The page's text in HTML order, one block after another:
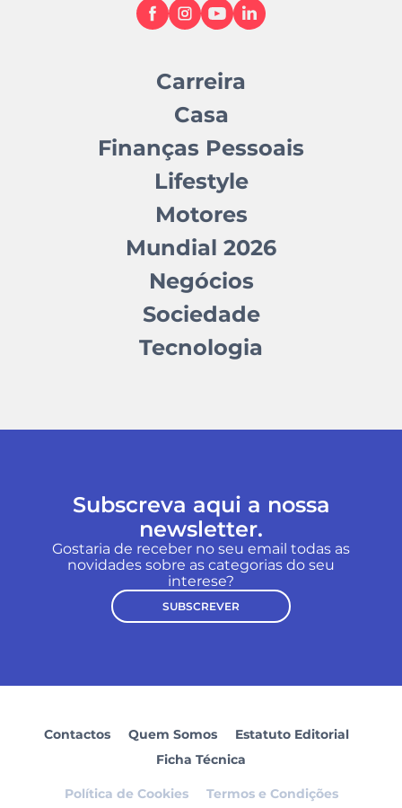
Carreira
Casa
Finanças Pessoais
Lifestyle
Motores
Mundial 2026
Negócios
Sociedade
Tecnologia
Subscreva aqui a nossa
newsletter.
Gostaria de receber no seu email todas as
novidades sobre as categorias do seu
interese?
SUBSCREVER
Contactos Quem Somos
Estatuto Editorial
Ficha Técnica
Política de Cookies Termos e Condições